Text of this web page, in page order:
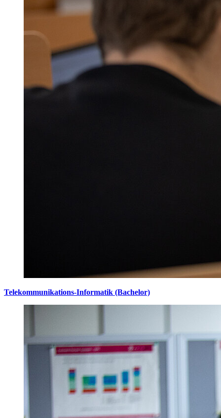
Telekommunikations-Informatik (Bachelor)